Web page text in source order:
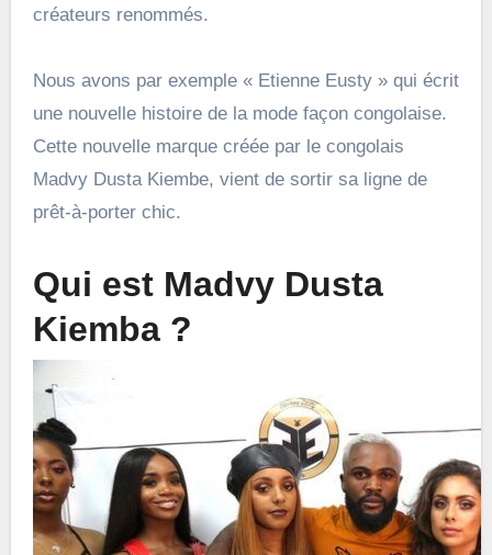
créateurs renommés.
Nous avons par exemple « Etienne Eusty » qui écrit
une nouvelle histoire de la mode façon congolaise.
Cette nouvelle marque créée par le congolais
Madvy Dusta Kiembe, vient de sortir sa ligne de
prêt-à-porter chic.
Qui est Madvy Dusta
Kiemba ?